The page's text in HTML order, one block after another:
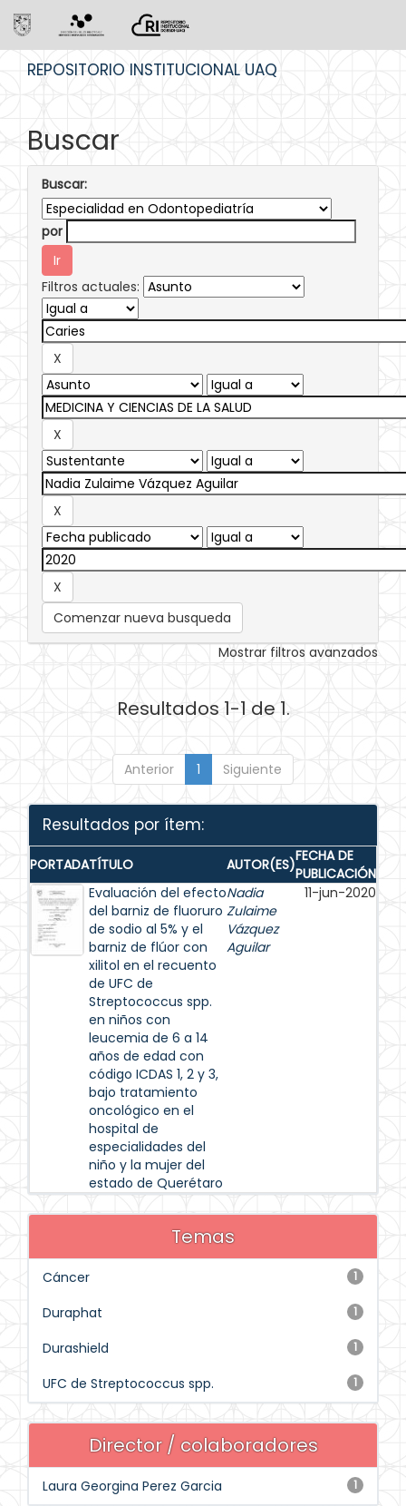
REPOSITORIO INSTITUCIONAL UAQ
Buscar
Buscar:
por
Filtros actuales:
Comenzar nueva busqueda
Mostrar filtros avanzados
Resultados 1-1 de 1.
Anterior 1 Siguiente
Resultados por ítem:
PORTADATÍTULO AUTOR(ES)FECHA DE
PUBLICACIÓN
Evaluación del efecto
del barniz de fluoruro
de sodio al 5% y el
barniz de flúor con
xilitol en el recuento
de UFC de
Streptococcus spp.
en niños con
leucemia de 6 a 14
años de edad con
código ICDAS 1, 2 y 3,
bajo tratamiento
oncológico en el
hospital de
especialidades del
niño y la mujer del
estado de Querétaro
Nadia
Zulaime
Vázquez
Aguilar
11-jun-2020
Temas
1
Cáncer
1
Duraphat
1
Durashield
1
UFC de Streptococcus spp.
Director / colaboradores
1
Laura Georgina Perez Garcia